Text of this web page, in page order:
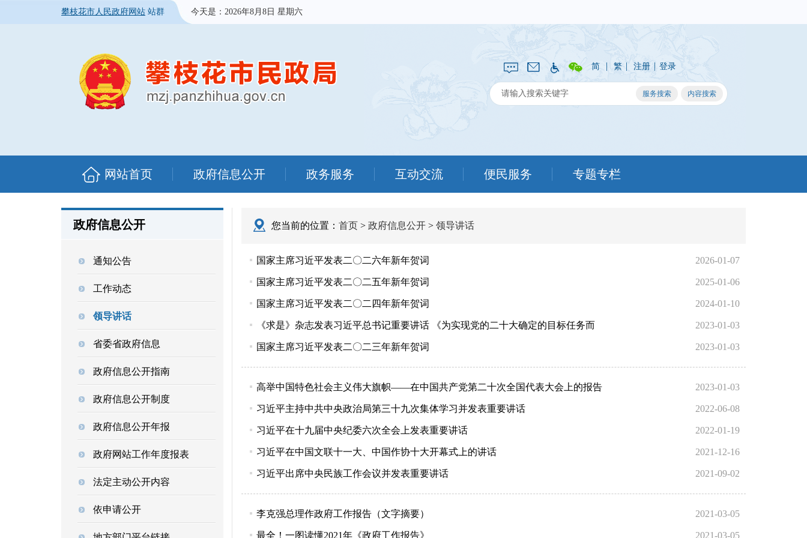
攀枝花市人民政府网站 站群 今天是： 2026年8月8日 星期六
简 | 繁 | 注册 | 登录
网站首页 政府信息公开 政务服务 互动交流 便民服务 专题专栏
政府信息公开
通知公告
工作动态
领导讲话
省委省政府信息
政府信息公开指南
政府信息公开制度
政府信息公开年报
政府网站工作年度报表
法定主动公开内容
依申请公开
您当前的位置： 首页 > 政府信息公开 > 领导讲话
国家主席习近平发表二〇二六年新年贺词 2026-01-07
国家主席习近平发表二〇二五年新年贺词 2025-01-06
国家主席习近平发表二〇二四年新年贺词 2024-01-10
《求是》杂志发表习近平总书记重要讲话 《为实现党的二十大确定的目标任务而 2023-01-03
国家主席习近平发表二〇二三年新年贺词 2023-01-03
高举中国特色社会主义伟大旗帜——在中国共产党第二十次全国代表大会上的报告 2023-01-03
习近平主持中共中央政治局第三十九次集体学习并发表重要讲话 2022-06-08
习近平在十九届中央纪委六次全会上发表重要讲话 2022-01-19
习近平在中国文联十一大、中国作协十大开幕式上的讲话 2021-12-16
习近平出席中央民族工作会议并发表重要讲话 2021-09-02
李克强总理作政府工作报告（文字摘要） 2021-03-05
最全！一图读懂2021年《政府工作报告》 2021-03-05